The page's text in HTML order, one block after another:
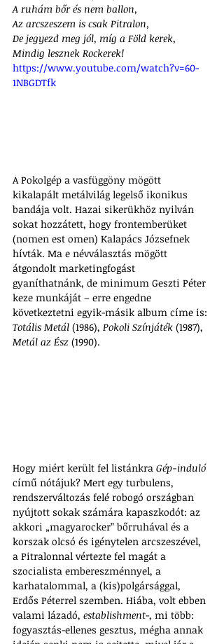
A ruhám bőr és nem ballon,
Az arcszeszem is csak Pitralon,
De jegyezd meg jól, míg a Föld kerek,
Mindig lesznek Rockerek!
https://www.youtube.com/watch?v=60-
1NBGDTfk
A Pokolgép a vasfüggöny mögött
kikalapált metálvilág legelső ikonikus
bandája volt. Hazai sikerükhöz nyilván
sokat hozzátett, hogy frontemberüket
(nomen est omen) Kalapács Józsefnek
hívták. Ma e névválasztás mögött
átgondolt marketingfogást
gyaníthatnánk, de minimum Geszti Péter
keze munkáját – erre engedne
következtetni egyik-másik album címe is:
Totális Metál (1986), Pokoli Színjáték (1987),
Metál az Ész (1990).
Hogy miért került fel listánkra Gép-induló
című nótájuk? Mert egy turbulens,
rendszerváltozás felé robogó országban
nyújtott sokak számára kapaszkodót: az
akkori „magyarocker” bőrruhával és a
korszak olcsó és igénytelen arcszeszével,
a Pitralonnal vértezte fel magát a
szocialista embereszménnyel, a
karhatalommal, a (kis)polgársággal,
Erdős Péterrel szemben. Hiába, volt ebben
valami lázadó, establishment-, mi több:
fogyasztás-ellenes gesztus, mégha annak